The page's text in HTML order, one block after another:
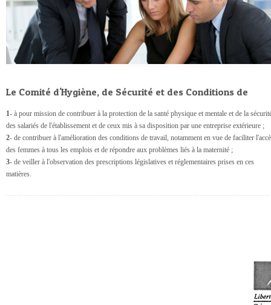
Le Comité d'Hygiène, de Sécurité et des Conditions de
1- à pour mission de contribuer à la protection de la santé physique et mentale et de la
des salariés de l'établissement et de ceux mis à sa disposition par une entreprise extérieure ;
2- de contribuer à l'amélioration des conditions de travail, notamment en vue de faciliter
des femmes à tous les emplois et de répondre aux problèmes liés à la maternité ;
3- de veiller à l'observation des prescriptions législatives et réglementaires prises en ces
matières.